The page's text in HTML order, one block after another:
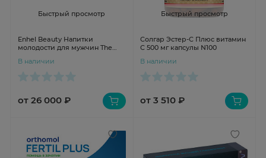
Быстрый просмотр
Enhel Beauty Напитки
молодости для мужчин The
В наличии
от 26 000 ₽
Быстрый просмотр
Солгар Эстер-С Плюс витамин
С 500 мг капсулы N100
В наличии
от 3 510 ₽